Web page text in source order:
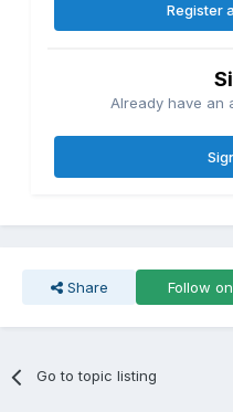
Register
Already have an
Share Follow on
Go to topic listing